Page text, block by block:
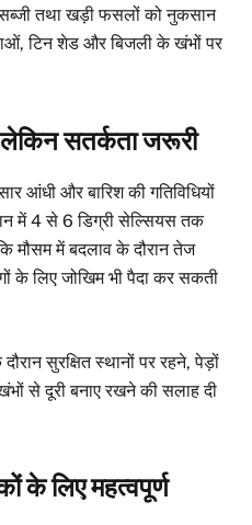
तथा खड़ी फसलों को नुकसान
टिन शेड और बिजली के खंभों पर
लेकिन सतर्कता जरूरी
आंधी और बारिश की गतिविधियों
में 4 से 6 डिग्री सेल्सियस तक
मौसम में बदलाव के दौरान तेज
के लिए जोखिम भी पैदा कर सकती
सुरक्षित स्थानों पर रहने, पेड़ों
से दूरी बनाए रखने की सलाह दी
के लिए महत्वपूर्ण